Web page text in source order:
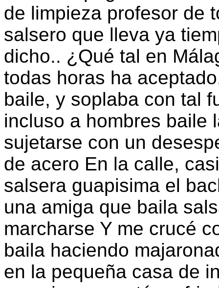
de limpieza profesor de
salsero que lleva ya
dicho.. ¿Qué tal en
todas horas ha
baile, y soplaba con tal
incluso a hombres baile
sujetarse con un
de acero En la calle,
salsera guapisima el
una amiga que baila
marcharse Y me crucé
baila haciendo
en la pequeña casa de